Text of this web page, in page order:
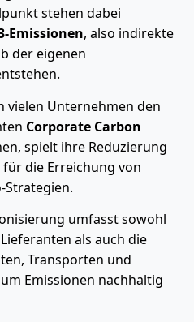
stehen dabei
Emissionen, also indirekte
der eigenen
vielen Unternehmen den
Corporate Carbon
spielt ihre Reduzierung
die Erreichung von
Strategien.
umfasst sowohl
als auch die
Transporten und
Emissionen nachhaltig